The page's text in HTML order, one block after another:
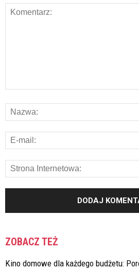
ZOBACZ TEŻ
Kino domowe dla każdego budżetu: